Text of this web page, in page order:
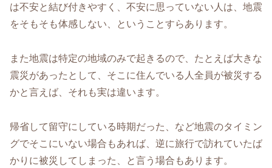
は不安と結び付きやすく、不安に思っていない人は、地震
をそもそも体感しない、ということすらあります。
また地震は特定の地域のみで起きるので、たとえば大きな
震災があったとして、そこに住んでいる人全員が被災する
かと言えば、それも実は違います。
帰省して留守にしている時期だった、など地震のタイミン
グでそこにいない場合もあれば、逆に旅行で訪れていたば
かりに被災してしまった、と言う場合もあります。